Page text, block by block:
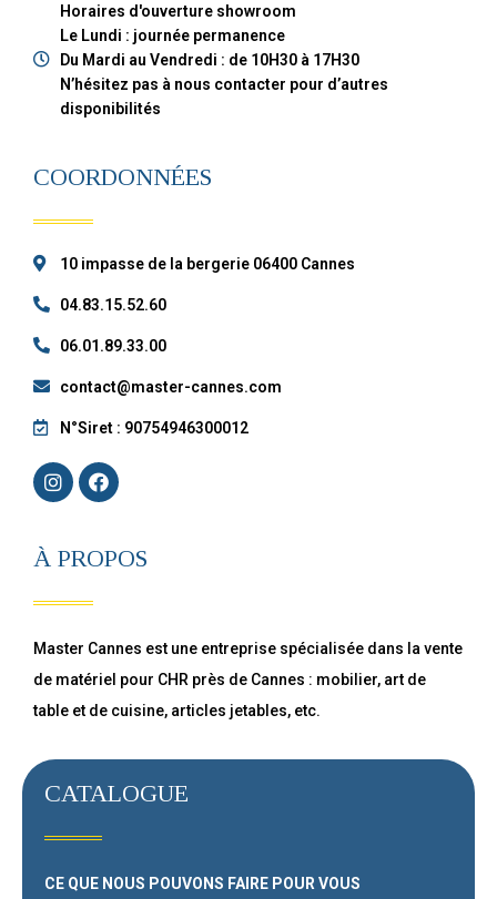
Horaires d'ouverture showroom
Le Lundi : journée permanence
Du Mardi au Vendredi : de 10H30 à 17H30
N’hésitez pas à nous contacter pour d’autres
disponibilités
COORDONNÉES
10 impasse de la bergerie 06400 Cannes
04.83.15.52.60
06.01.89.33.00
contact@master-cannes.com
N°Siret : 90754946300012
À PROPOS
Master Cannes est une entreprise spécialisée dans la vente
de matériel pour CHR près de Cannes : mobilier, art de
table et de cuisine, articles jetables, etc.
CATALOGUE
CE QUE NOUS POUVONS FAIRE POUR VOUS